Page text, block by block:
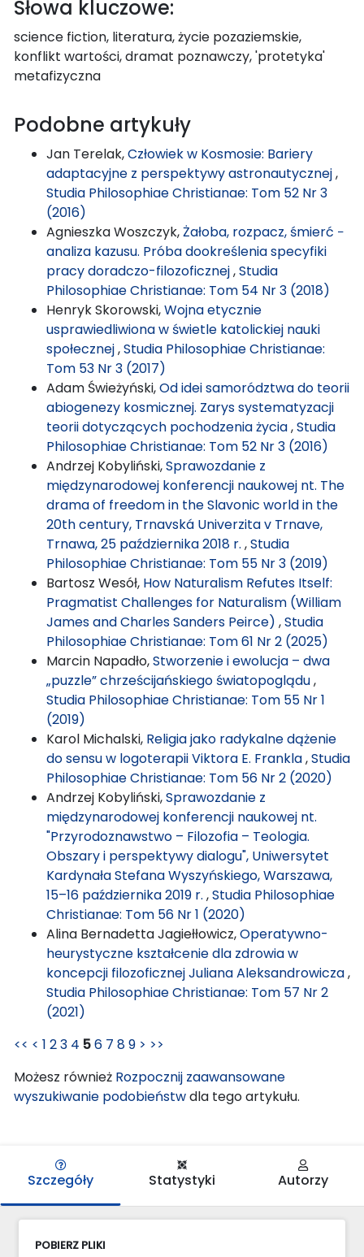
Słowa kluczowe:
science fiction, literatura, życie pozaziemskie,
konflikt wartości, dramat poznawczy, 'protetyka'
metafizyczna
Podobne artykuły
Jan Terelak,Człowiek w Kosmosie: Bariery
adaptacyjne z perspektywy astronautycznej,
Studia Philosophiae Christianae: Tom 52 Nr 3
(2016)
Agnieszka Woszczyk,Żałoba, rozpacz, śmierć −
analiza kazusu. Próba dookreślenia specyfiki
pracy doradczo-filozoficznej,Studia
Philosophiae Christianae: Tom 54 Nr 3 (2018)
Henryk Skorowski,Wojna etycznie
usprawiedliwiona w świetle katolickiej nauki
społecznej,Studia Philosophiae Christianae:
Tom 53 Nr 3 (2017)
Adam Świeżyński,Od idei samorództwa do teorii
abiogenezy kosmicznej. Zarys systematyzacji
teorii dotyczących pochodzenia życia,Studia
Philosophiae Christianae: Tom 52 Nr 3 (2016)
Andrzej Kobyliński,Sprawozdanie z
międzynarodowej konferencji naukowej nt. The
drama of freedom in the Slavonic world in the
20th century, Trnavská Univerzita v Trnave,
Trnawa, 25 października 2018 r. ,Studia
Philosophiae Christianae: Tom 55 Nr 3 (2019)
Bartosz Wesół, How Naturalism Refutes Itself:
Pragmatist Challenges for Naturalism (William
James and Charles Sanders Peirce) ,Studia
Philosophiae Christianae: Tom 61 Nr 2 (2025)
Marcin Napadło,Stworzenie i ewolucja – dwa
„puzzle” chrześcijańskiego światopoglądu,
Studia Philosophiae Christianae: Tom 55 Nr 1
(2019)
Karol Michalski, Religia jako radykalne dążenie
do sensu w logoterapii Viktora E. Frankla,Studia
Philosophiae Christianae: Tom 56 Nr 2 (2020)
Andrzej Kobyliński,Sprawozdanie z
międzynarodowej konferencji naukowej nt.
"Przyrodoznawstwo – Filozofia – Teologia.
Obszary i perspektywy dialogu", Uniwersytet
Kardynała Stefana Wyszyńskiego, Warszawa,
15–16 października 2019 r. ,Studia Philosophiae
Christianae: Tom 56 Nr 1 (2020)
Alina Bernadetta Jagiełłowicz,Operatywno-
heurystyczne kształcenie dla zdrowia w
koncepcji filozoficznej Juliana Aleksandrowicza,
Studia Philosophiae Christianae: Tom 57 Nr 2
(2021)
<< < 1 23 4 56 7 89 > >>
Możesz również Rozpocznij zaawansowane
wyszukiwanie podobieństwdla tego artykułu.
Szczegóły Statystyki Autorzy
POBIERZ PLIKI